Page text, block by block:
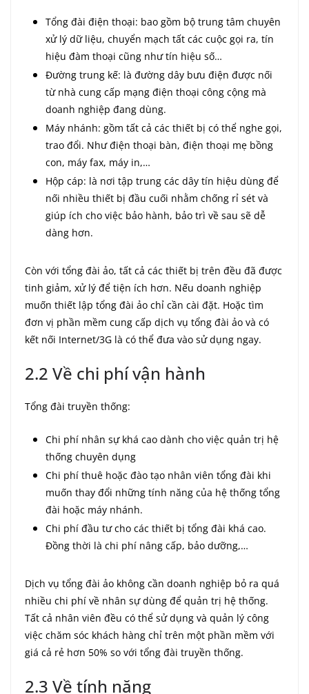
Tổng đài điện thoại: bao gồm bộ trung tâm chuyên
xử lý dữ liệu, chuyển mạch tất các cuộc gọi ra, tín
hiệu đàm thoại cũng như tín hiệu số…
Đường trung kế: là đường dây bưu điện được nối
từ nhà cung cấp mạng điện thoại công cộng mà
doanh nghiệp đang dùng.
Máy nhánh: gồm tất cả các thiết bị có thể nghe gọi,
trao đổi. Như điện thoại bàn, điện thoại mẹ bồng
con, máy fax, máy in,…
Hộp cáp: là nơi tập trung các dây tín hiệu dùng để
nối nhiều thiết bị đầu cuối nhằm chống rỉ sét và
giúp ích cho việc bảo hành, bảo trì về sau sẽ dễ
dàng hơn.
Còn với tổng đài ảo, tất cả các thiết bị trên đều đã được
tinh giảm, xử lý để tiện ích hơn. Nếu doanh nghiệp
muốn thiết lập tổng đài ảo chỉ cần cài đặt. Hoặc tìm
đơn vị phần mềm cung cấp dịch vụ tổng đài ảo và có
kết nối Internet/3G là có thể đưa vào sử dụng ngay.
2.2 Về chi phí vận hành
Tổng đài truyền thống:
Chi phí nhân sự khá cao dành cho việc quản trị hệ
thống chuyên dụng
Chi phí thuê hoặc đào tạo nhân viên tổng đài khi
muốn thay đổi những tính năng của hệ thống tổng
đài hoặc máy nhánh.
Chi phí đầu tư cho các thiết bị tổng đài khá cao.
Đồng thời là chi phí nâng cấp, bảo dưỡng,…
Dịch vụ tổng đài ảo không cần doanh nghiệp bỏ ra quá
nhiều chi phí về nhân sự dùng để quản trị hệ thống.
Tất cả nhân viên đều có thể sử dụng và quản lý công
việc chăm sóc khách hàng chỉ trên một phần mềm với
giá cả rẻ hơn 50% so với tổng đài truyền thống.
2.3 Về tính năng